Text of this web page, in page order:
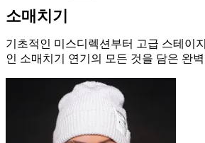
소매치기
기초적인 미스디렉션부터 고급 스테이
인 소매치기 연기의 모든 것을 담은 완